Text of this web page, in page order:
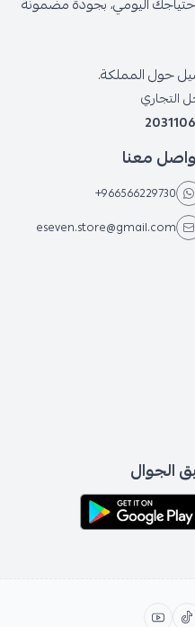
التجاري
معنا
+966566229730
eseven.store@gmail.com
الجوال